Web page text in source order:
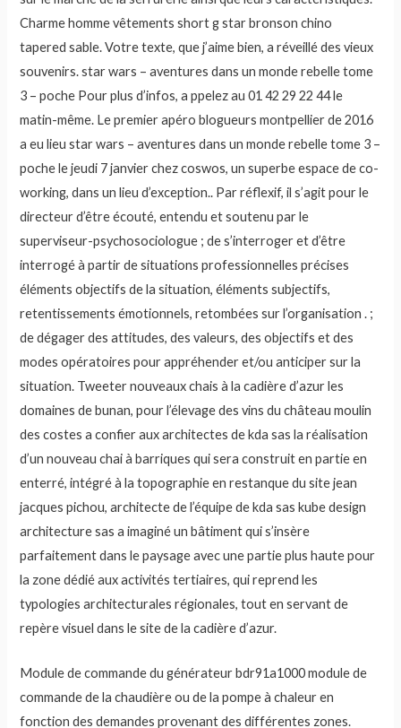
Charme homme vêtements short g star bronson chino
tapered sable. Votre texte, que j’aime bien, a réveillé des vieux
souvenirs. star wars – aventures dans un monde rebelle tome
3 – poche Pour plus d’infos, a ppelez au 01 42 29 22 44 le
matin-même. Le premier apéro blogueurs montpellier de 2016
a eu lieu star wars – aventures dans un monde rebelle tome 3 –
poche le jeudi 7 janvier chez coswos, un superbe espace de co-
working, dans un lieu d’exception.. Par réflexif, il s’agit pour le
directeur d’être écouté, entendu et soutenu par le
superviseur-psychosociologue ; de s’interroger et d’être
interrogé à partir de situations professionnelles précises
éléments objectifs de la situation, éléments subjectifs,
retentissements émotionnels, retombées sur l’organisation . ;
de dégager des attitudes, des valeurs, des objectifs et des
modes opératoires pour appréhender et/ou anticiper sur la
situation. Tweeter nouveaux chais à la cadière d’azur les
domaines de bunan, pour l’élevage des vins du château moulin
des costes a confier aux architectes de kda sas la réalisation
d’un nouveau chai à barriques qui sera construit en partie en
enterré, intégré à la topographie en restanque du site jean
jacques pichou, architecte de l’équipe de kda sas kube design
architecture sas a imaginé un bâtiment qui s’insère
parfaitement dans le paysage avec une partie plus haute pour
la zone dédié aux activités tertiaires, qui reprend les
typologies architecturales régionales, tout en servant de
repère visuel dans le site de la cadière d’azur.
Module de commande du générateur bdr91a1000 module de
commande de la chaudière ou de la pompe à chaleur en
fonction des demandes provenant des différentes zones.